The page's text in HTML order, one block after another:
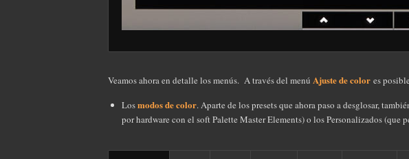
Veamos ahora en detalle los menús. A través del menú Ajuste de color es
Losmodos de color. Aparte de los presets que ahora paso a desglosar,
por hardware con el soft Palette Master Elements) o los Personalizados (que